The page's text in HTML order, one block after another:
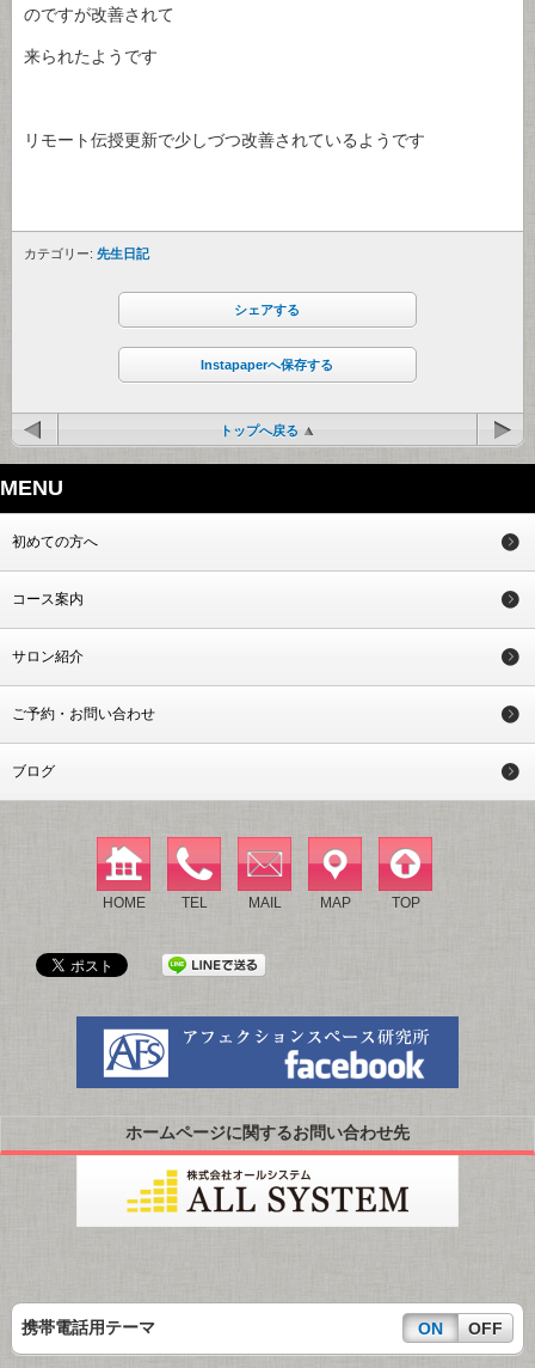
のですが改善されて
来られたようです
リモート伝授更新で少しづつ改善されているようです
カテゴリー: 先生日記
シェアする
Instapaperへ保存する
トップへ戻る
MENU
初めての方へ
コース案内
サロン紹介
ご予約・お問い合わせ
ブログ
HOME TEL MAIL MAP TOP
ホームページに関するお問い合わせ先
携帯電話用テーマ ON OFF